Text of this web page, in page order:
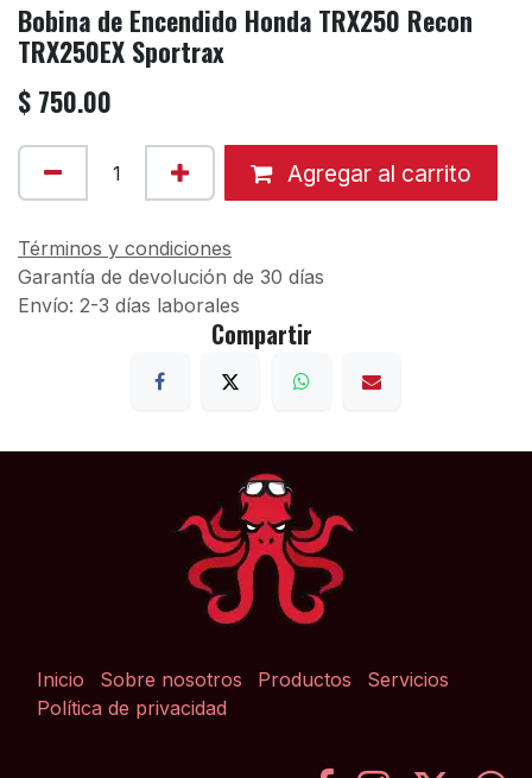
Bobina de Encendido Honda TRX250 Recon
TRX250EX Sportrax
$ 750.00
Agregar al carrito
Términos y condiciones
Garantía de devolución de 30 días
Envío: 2-3 días laborales
Compartir
Inicio Sobre nosotros Productos
Servicios
Política de privacidad